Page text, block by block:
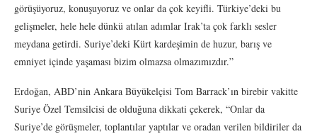
görüşüyoruz, konuşuyoruz ve onlar da çok keyifli. Türkiye’deki bu
gelişmeler, hele hele dünkü atılan adımlar Irak’ta çok farklı sesler
meydana getirdi. Suriye’deki Kürt kardeşimin de huzur, barış ve
emniyet içinde yaşaması bizim olmazsa olmazımızdır.”
Erdoğan, ABD’nin Ankara Büyükelçisi Tom Barrack’ın birebir vakitte
Suriye Özel Temsilcisi de olduğuna dikkati çekerek, “Onlar da
Suriye’de görüşmeler, toplantılar yaptılar ve oradan verilen bildiriler da